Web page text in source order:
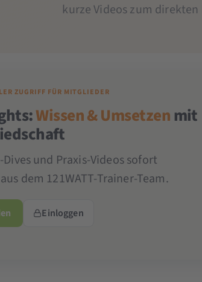
kurze Videos zum
ZUGRIFF FÜR MITGLIEDER
Wissen & Umsetzen mit
und Praxis-Videos sofort
dem 121WATT-Trainer-Team.
Einloggen